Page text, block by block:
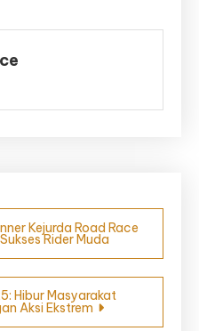
Kejurda Road Race
Rider Muda
Hibur Masyarakat
Aksi Ekstrem